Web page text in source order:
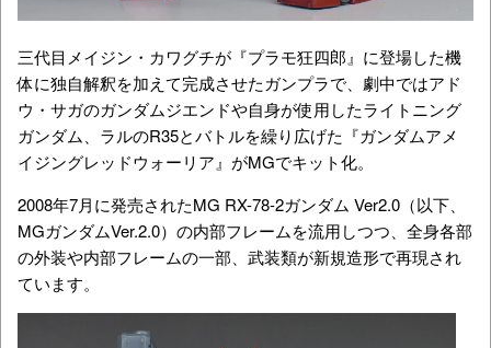
三代目メイジン・カワグチが『プラモ狂四郎』に登場した機
体に独自解釈を加えて完成させたガンプラで、劇中ではアド
ウ・サガのガンダムジエンドや自身が使用したライトニング
ガンダム、ラルのR35とバトルを繰り広げた『ガンダムアメ
イジングレッドウォーリア』がMGでキット化。
2008年7月に発売されたMG RX-78-2ガンダム Ver2.0（以下、
MGガンダムVer.2.0）の内部フレームを流用しつつ、全身各部
の外装や内部フレームの一部、武装類が新規造形で再現され
ています。